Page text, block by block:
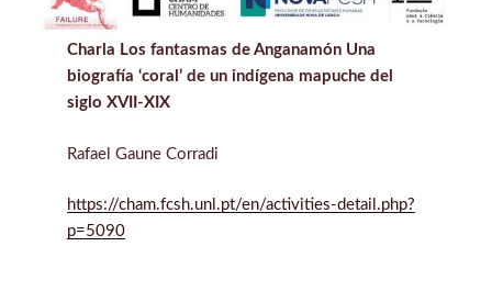
Charla Los fantasmas de Anganamón Una
biografía ‘coral’ de un indígena mapuche del
siglo XVII-XIX
Rafael Gaune Corradi
https://cham.fcsh.unl.pt/en/activities-detail.php?
p=5090